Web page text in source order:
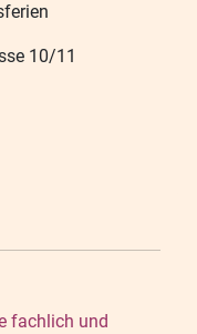
10/11
fachlich und